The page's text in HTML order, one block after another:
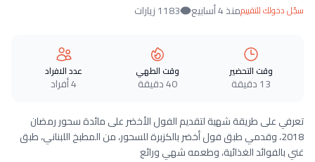
سجّل دخولك للتقييممنذ 4 أسابيع 1183 زيارات
وقت التحضير
13 دقيقة
وقت الطهي
40 دقيقة
عدد الافراد
4 أفراد
تعرفي على طريقة شهية لتقديم الفول الأخضر على مائدة سحور رمضان
2018، وقدمي طبق فول أخضر بالكزبرة للسحور، من المطبخ اللبناني، طبق
غني بالفوائد الغذائية، وطعمه شهي ورائع